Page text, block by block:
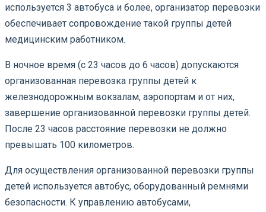
используется 3 автобуса и более, организатор перевозки
обеспечивает сопровождение такой группы детей
медицинским работником.
В ночное время (с 23 часов до 6 часов) допускаются
организованная перевозка группы детей к
железнодорожным вокзалам, аэропортам и от них,
завершение организованной перевозки группы детей.
После 23 часов расстояние перевозки не должно
превышать 100 километров.
Для осуществления организованной перевозки группы
детей используется автобус, оборудованный ремнями
безопасности. К управлению автобусами,